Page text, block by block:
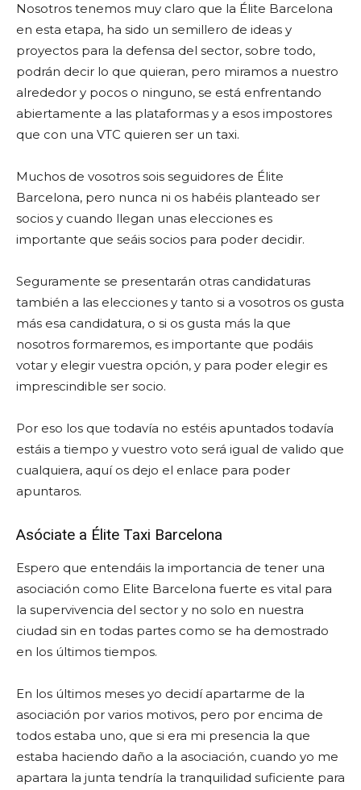
Nosotros tenemos muy claro que la Élite Barcelona
en esta etapa, ha sido un semillero de ideas y
proyectos para la defensa del sector, sobre todo,
podrán decir lo que quieran, pero miramos a nuestro
alrededor y pocos o ninguno, se está enfrentando
abiertamente a las plataformas y a esos impostores
que con una VTC quieren ser un taxi.
Muchos de vosotros sois seguidores de Élite
Barcelona, pero nunca ni os habéis planteado ser
socios y cuando llegan unas elecciones es
importante que seáis socios para poder decidir.
Seguramente se presentarán otras candidaturas
también a las elecciones y tanto si a vosotros os gusta
más esa candidatura, o si os gusta más la que
nosotros formaremos, es importante que podáis
votar y elegir vuestra opción, y para poder elegir es
imprescindible ser socio.
Por eso los que todavía no estéis apuntados todavía
estáis a tiempo y vuestro voto será igual de valido que
cualquiera, aquí os dejo el enlace para poder
apuntaros.
Asóciate a Élite Taxi Barcelona
Espero que entendáis la importancia de tener una
asociación como Elite Barcelona fuerte es vital para
la supervivencia del sector y no solo en nuestra
ciudad sin en todas partes como se ha demostrado
en los últimos tiempos.
En los últimos meses yo decidí apartarme de la
asociación por varios motivos, pero por encima de
todos estaba uno, que si era mi presencia la que
estaba haciendo daño a la asociación, cuando yo me
apartara la junta tendría la tranquilidad suficiente para